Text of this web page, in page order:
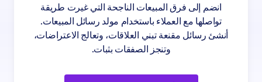
انضم إلى فرق المبيعات الناجحة التي غيرت طريقة
تواصلها مع العملاء باستخدام مولد رسائل المبيعات.
أنشئ رسائل مقنعة تبني العلاقات، وتعالج الاعتراضات،
وتنجز الصفقات بثبات.